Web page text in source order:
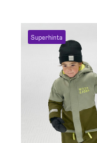
Superhinta